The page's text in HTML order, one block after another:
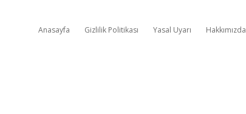
Anasayfa Gizlilik Politikası Yasal Uyarı Hakkımızda